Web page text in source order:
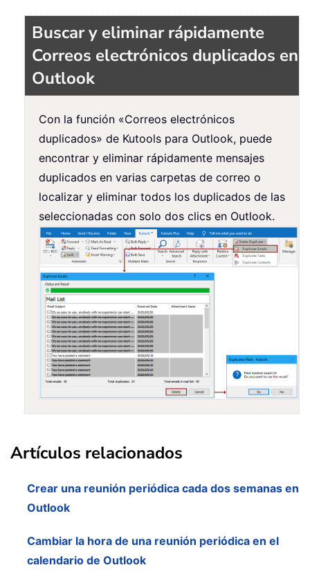
Buscar y eliminar rápidamente
Correos electrónicos duplicados en
Outlook
Con la función «Correos electrónicos
duplicados» de Kutools para Outlook, puede
encontrar y eliminar rápidamente mensajes
duplicados en varias carpetas de correo o
localizar y eliminar todos los duplicados de las
seleccionadas con solo dos clics en Outlook.
Artículos relacionados
Crear una reunión periódica cada dos semanas en
Outlook
Cambiar la hora de una reunión periódica en el
calendario de Outlook